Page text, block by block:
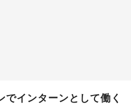
でインターンとして働く